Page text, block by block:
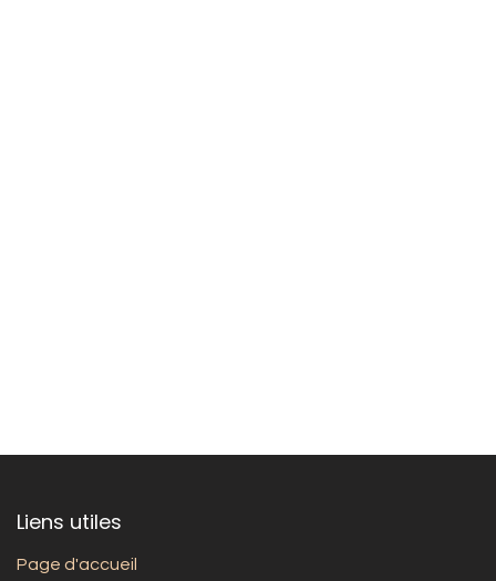
Liens utiles
Page d'accueil